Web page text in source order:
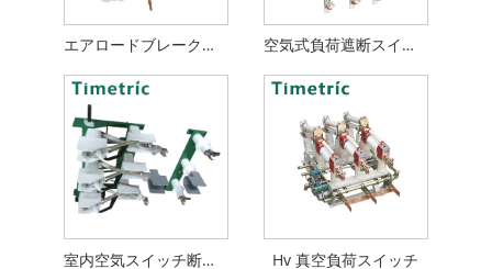
エアロードブレークスイッチ 空気式負荷遮断スイッチ
室内空気スイッチ断路器 Hv 真空負荷スイッチ